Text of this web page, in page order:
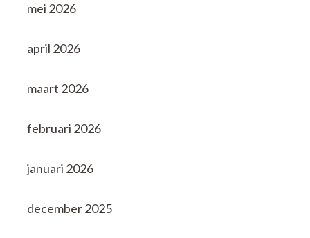
mei 2026
april 2026
maart 2026
februari 2026
januari 2026
december 2025